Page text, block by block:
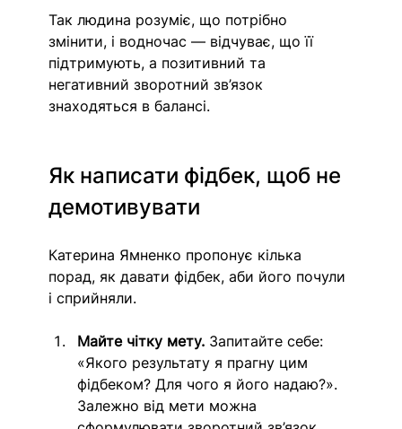
Так людина розуміє, що потрібно
змінити, і водночас — відчуває, що її
підтримують, а позитивний та
негативний зворотний зв’язок
знаходяться в балансі.
Як написати фідбек, щоб не
демотивувати
Катерина Ямненко пропонує кілька
порад, як давати фідбек, аби його почули
і сприйняли.
Майте чітку мету. Запитайте себе:
«Якого результату я прагну цим
фідбеком? Для чого я його надаю?».
Залежно від мети можна